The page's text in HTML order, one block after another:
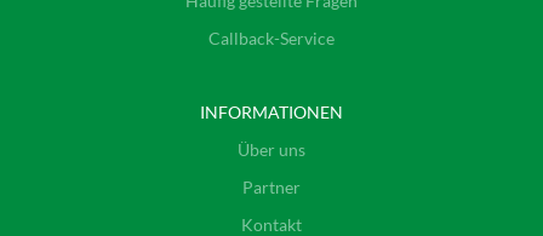
Callback-Service
INFORMATIONEN
Über uns
Partner
Kontakt